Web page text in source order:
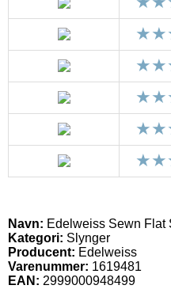
Navn: Edelweiss Sewn Flat
Kategori: Slynger
Producent: Edelweiss
Varenummer: 1619481
EAN: 2999000948499